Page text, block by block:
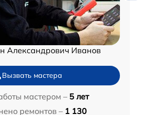
Александрович Иванов
Вызвать мастера
мастером – 5 лет
ремонтов – 1 130